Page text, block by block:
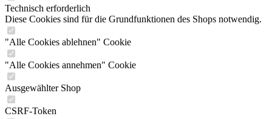
Technisch erforderlich
Diese Cookies sind für die Grundfunktionen des Shops notwendig.
"Alle Cookies ablehnen" Cookie
"Alle Cookies annehmen" Cookie
Ausgewählter Shop
CSRF-Token